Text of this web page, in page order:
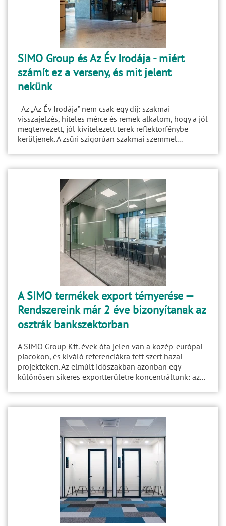
SIMO Group és Az Év Irodája - miért
számít ez a verseny, és mit jelent
nekünk
Az „Az Év Irodája” nem csak egy díj: szakmai
visszajelzés, hiteles mérce és remek alkalom, hogy a jól
megtervezett, jól kivitelezett terek reflektorfénybe
kerüljenek. A zsűri szigorúan szakmai szemmel...
A SIMO termékek export térnyerése —
Rendszereink már 2 éve bizonyítanak az
osztrák bankszektorban
A SIMO Group Kft. évek óta jelen van a közép-európai
piacokon, és kiváló referenciákra tett szert hazai
projekteken. Az elmúlt időszakban azonban egy
különösen sikeres exportterületre koncentráltunk: az...